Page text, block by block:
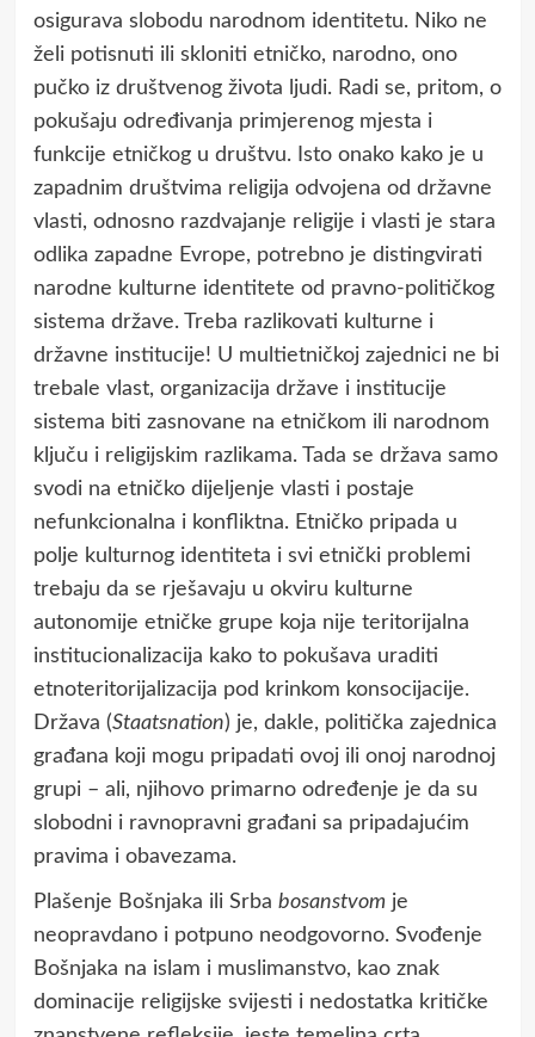
osigurava slobodu narodnom identitetu. Niko ne
želi potisnuti ili skloniti etničko, narodno, ono
pučko iz društvenog života ljudi. Radi se, pritom, o
pokušaju određivanja primjerenog mjesta i
funkcije etničkog u društvu. Isto onako kako je u
zapadnim društvima religija odvojena od državne
vlasti, odnosno razdvajanje religije i vlasti je stara
odlika zapadne Evrope, potrebno je distingvirati
narodne kulturne identitete od pravno-političkog
sistema države. Treba razlikovati kulturne i
državne institucije! U multietničkoj zajednici ne bi
trebale vlast, organizacija države i institucije
sistema biti zasnovane na etničkom ili narodnom
ključu i religijskim razlikama. Tada se država samo
svodi na etničko dijeljenje vlasti i postaje
nefunkcionalna i konfliktna. Etničko pripada u
polje kulturnog identiteta i svi etnički problemi
trebaju da se rješavaju u okviru kulturne
autonomije etničke grupe koja nije teritorijalna
institucionalizacija kako to pokušava uraditi
etnoteritorijalizacija pod krinkom konsocijacije.
Država (Staatsnation) je, dakle, politička zajednica
građana koji mogu pripadati ovoj ili onoj narodnoj
grupi – ali, njihovo primarno određenje je da su
slobodni i ravnopravni građani sa pripadajućim
pravima i obavezama.
Plašenje Bošnjaka ili Srba bosanstvom je
neopravdano i potpuno neodgovorno. Svođenje
Bošnjaka na islam i muslimanstvo, kao znak
dominacije religijske svijesti i nedostatka kritičke